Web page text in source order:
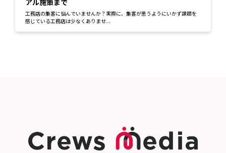
工務店の集客に悩んでいませんか？実際に、集客が思うようにいかず課題を
感じている工務店は少なくありませ...